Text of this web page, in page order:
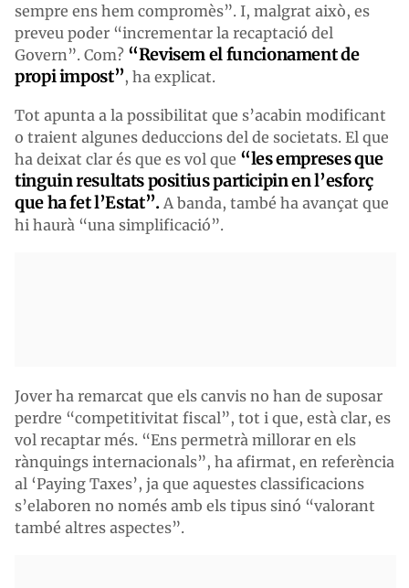
sempre ens hem compromès”. I, malgrat això, es
preveu poder “incrementar la recaptació del
Govern”. Com? “Revisem el funcionament de
propi impost”, ha explicat.
Tot apunta a la possibilitat que s’acabin modificant
o traient algunes deduccions del de societats. El que
ha deixat clar és que es vol que “les empreses que
tinguin resultats positius participin en l’esforç
que ha fet l’Estat”.A banda, també ha avançat que
hi haurà “una simplificació”.
Jover ha remarcat que els canvis no han de suposar
perdre “competitivitat fiscal”, tot i que, està clar, es
vol recaptar més. “Ens permetrà millorar en els
rànquings internacionals”, ha afirmat, en referència
al ‘Paying Taxes’, ja que aquestes classificacions
s’elaboren no només amb els tipus sinó “valorant
també altres aspectes”.